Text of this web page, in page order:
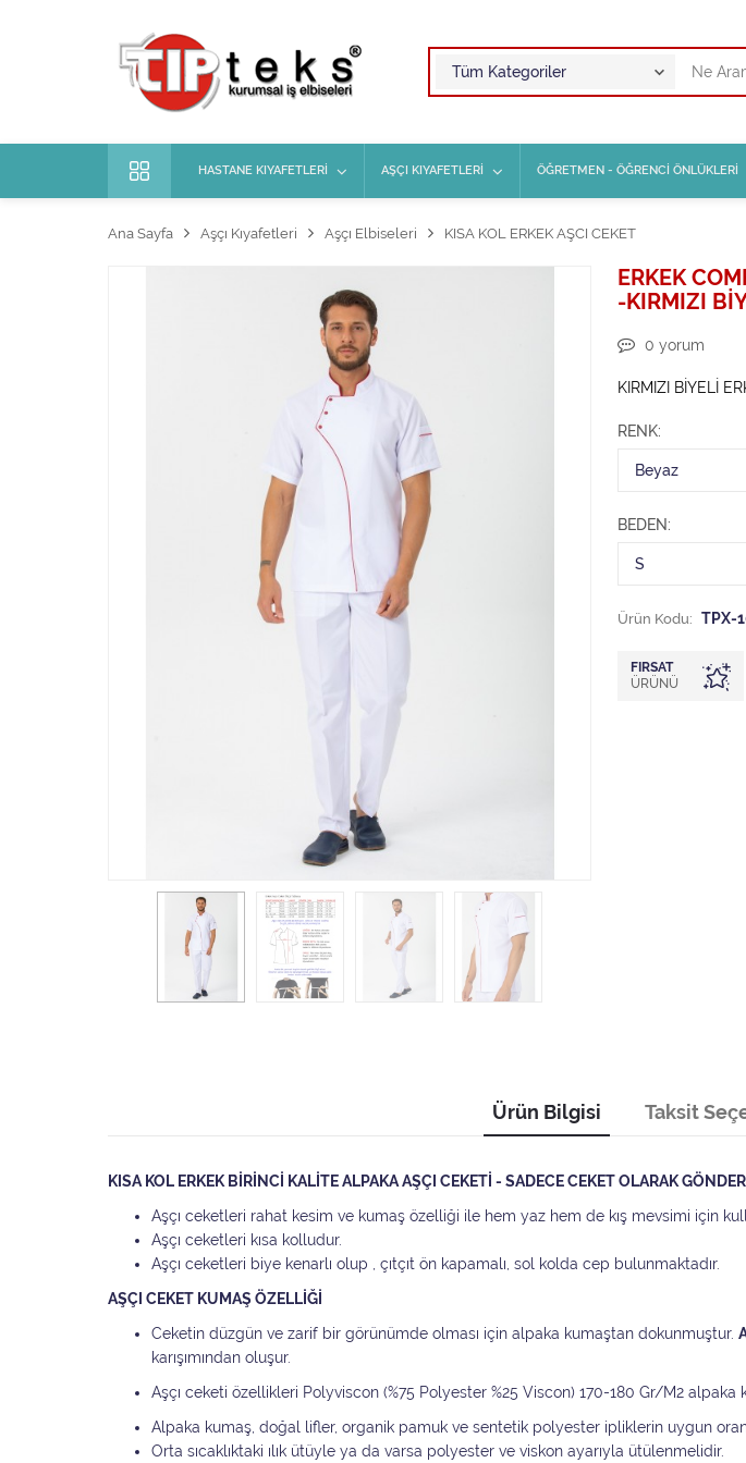
HASTANE KIYAFETLERİ AŞÇI KIYAFETLERİ ÖĞRETMEN - ÖĞRENCİ ÖNLÜKLERİ
Ana Sayfa Aşçı Kıyafetleri Aşçı Elbiseleri KISA KOL ERKEK AŞCI CEKET
ERKEK
-KIRMIZI
0 yorum
KIRMIZI BİYELİ
RENK
BEDEN
Ürün Kodu: TPX-
FIRSAT
ÜRÜNÜ
Ürün Bilgisi Taksit
KISA KOL ERKEK BİRİNCİ KALİTE ALPAKA AŞÇI CEKETİ - SADECE CEKET OLARAK
Aşçı ceketleri rahat kesim ve kumaş özelliği ile hem yaz hem de kış mevsimi için
Aşçı ceketleri kısa kolludur.
Aşçı ceketleri biye kenarlı olup , çıtçıt ön kapamalı, sol kolda cep bulunmaktadır.
AŞÇI CEKET KUMAŞ ÖZELLİĞİ
Ceketin düzgün ve zarif bir görünümde olması için alpaka kumaştan dokunmuştur.
karışımından oluşur.
Aşçı ceketi özellikleri Polyviscon (%75 Polyester %25 Viscon) 170-180 Gr/M2 alpaka
Alpaka kumaş, doğal lifler, organik pamuk ve sentetik polyester ipliklerin uygun oranlı
Orta sıcaklıktaki ılık ütüyle ya da varsa polyester ve viskon ayarıyla ütülenmelidir.